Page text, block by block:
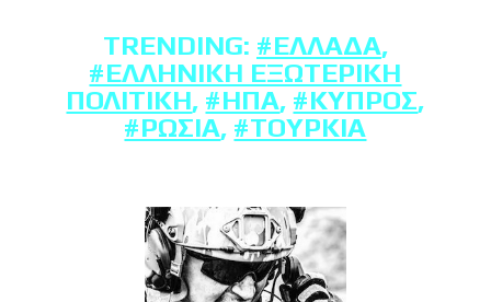
TRENDING: #ΕΛΛΆΔΑ,
#ΕΛΛΗΝΙΚΉ ΕΞΩΤΕΡΙΚΉ
ΠΟΛΙΤΙΚΉ, #ΗΠΑ, #ΚΎΠΡΟΣ,
#ΡΩΣΊΑ, #ΤΟΥΡΚΊΑ